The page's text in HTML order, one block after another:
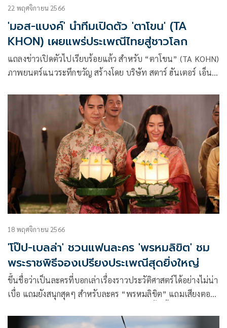
22 พฤศจิกายน 2566
'มอส-แบงค์' นำทีมเปิดตัว 'ตาโขน' (TA
KHON) เผยแพร่ประเพณีไทยสู่ชาวโลก
แถลงข่าวเปิดตัวไปเรียบร้อยแล้ว สำหรับ “ตาโขน” (TA KOHN)
ภาพยนตร์แนวระทึกขวัญ สร้างโดย บริษัท สตาร์ ฮันเตอร์ เอ็น
(ททท) สำนักงานจังหวัดเลย
18 พฤศจิกายน 2566
'โป๊ป-เบลล่า' ชวนแฟนละคร 'พรหมลิขิต' ชม
พระราชพิธีจองเปรียงประเพณีสุดยิ่งใหญ่
ขึ้นชื่อว่าเป็นละครที่บอกเล่าเรื่องราวประวัติศาสตร์ได้อย่างไม่น่า
เบื่อ แถมยังสนุกสุดๆ สำหรับละคร “พรหมลิขิต” แถมเสียงตอบ
อยู่ ดำเนินมาถึงครึ่งทาง